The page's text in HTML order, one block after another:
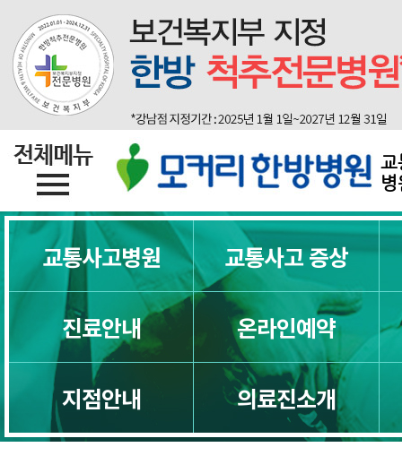
교
교통사고병원 교통사고 증상
진료안내 온라인예약
지점안내 의료진소개
교통사고후유증 한방치료
교통사고디스크
교통사고목통증
교통사고일자목
교통사고목디스크
교통사고허리통증
교통사고허리디스크
교통사고근육통